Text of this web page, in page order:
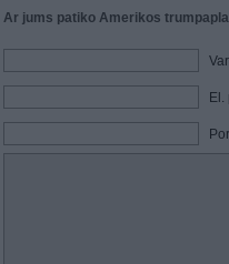
Ar jums patiko Amerikos